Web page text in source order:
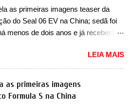
1994 foram o Renault R19 que
3 versões de carroceria, sendo duas
o sedan, a famosa Kia Besta, o Vol...
China apenas como ‘20’. Junto das
visuais, a marca confirmou que ele
dos primeiros produtos da
de ’16 em 1’, também chamado de
apresenta uma melhoria de
e integra 12 elementos de
Entre eles, motor elétrico, controlador
as primeiras imagens teaser da
do Seal 06 EV na China; sedã foi
menos de dois anos e já receberá a
imagens teaser de uma mudança
um dos seus menores sedãs
na China, pertencente à linha Ocean.
Seal 06 EV, lançado no segundo
LEIA MAIS
as primeiras imagens
Formula S na China